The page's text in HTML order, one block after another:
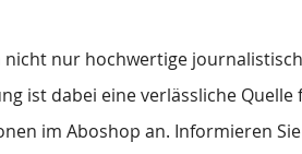
nur hochwertige
ist dabei eine verlässliche Quelle
im Aboshop an. Informieren